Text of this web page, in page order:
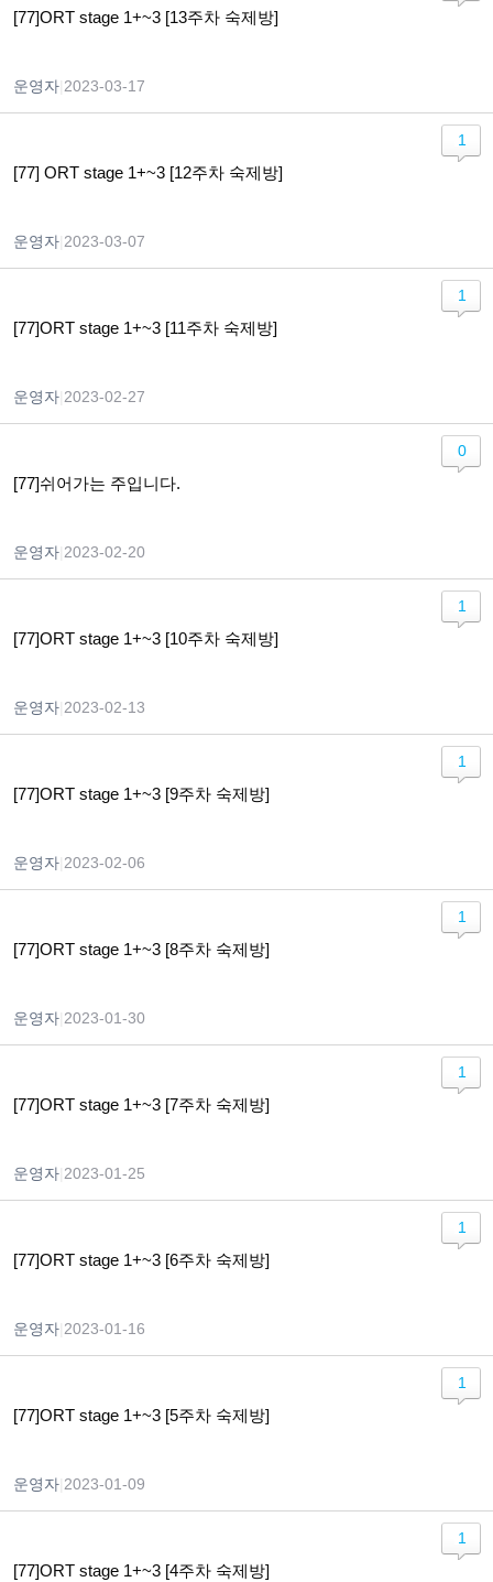
[77]ORT stage 1+~3 [13주차 숙제방]
운영자 2023-03-17
[77] ORT stage 1+~3 [12주차 숙제방]
운영자 2023-03-07
1
[77]ORT stage 1+~3 [11주차 숙제방]
운영자 2023-02-27
1
[77]쉬어가는 주입니다.
운영자 2023-02-20
0
[77]ORT stage 1+~3 [10주차 숙제방]
운영자 2023-02-13
1
[77]ORT stage 1+~3 [9주차 숙제방]
운영자 2023-02-06
1
[77]ORT stage 1+~3 [8주차 숙제방]
운영자 2023-01-30
1
[77]ORT stage 1+~3 [7주차 숙제방]
운영자 2023-01-25
1
[77]ORT stage 1+~3 [6주차 숙제방]
운영자 2023-01-16
1
[77]ORT stage 1+~3 [5주차 숙제방]
운영자 2023-01-09
1
[77]ORT stage 1+~3 [4주차 숙제방]
1